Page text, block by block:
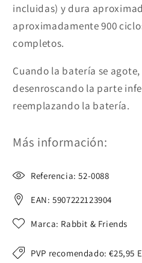
incluidas) y dura
aproximadamente 900
completos.
Cuando la batería se
desenroscando la parte
reemplazando la batería.
Más información:
Referencia: 52-0088
EAN: 5907222123904
Marca: Rabbit & Friends
PVP recomendado:€25,95